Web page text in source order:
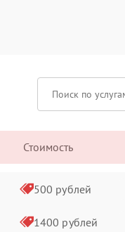
Стоимость
500 рублей
1400 рублей